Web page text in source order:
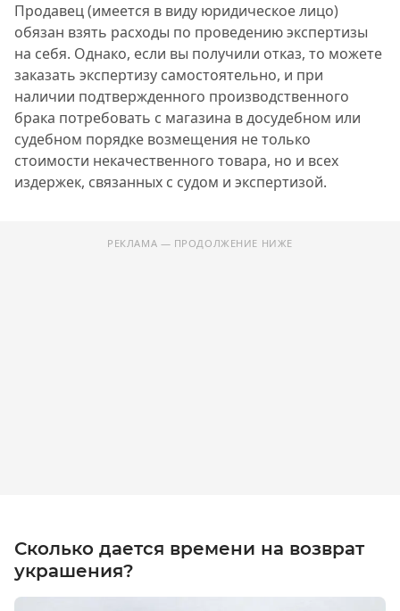
Продавец (имеется в виду юридическое лицо)
обязан взять расходы по проведению экспертизы
на себя. Однако, если вы получили отказ, то можете
заказать экспертизу самостоятельно, и при
наличии подтвержденного производственного
брака потребовать с магазина в досудебном или
судебном порядке возмещения не только
стоимости некачественного товара, но и всех
издержек, связанных с судом и экспертизой.
РЕКЛАМА — ПРОДОЛЖЕНИЕ НИЖЕ
Сколько дается времени на возврат
украшения?